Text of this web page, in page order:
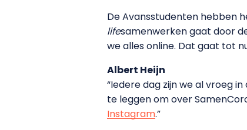
De Avansstudenten hebben
lifesamenwerken gaat door
we alles online. Dat gaat tot
Albert Heijn
“Iedere dag zijn we al vroeg
te leggen om over
Instagram.”